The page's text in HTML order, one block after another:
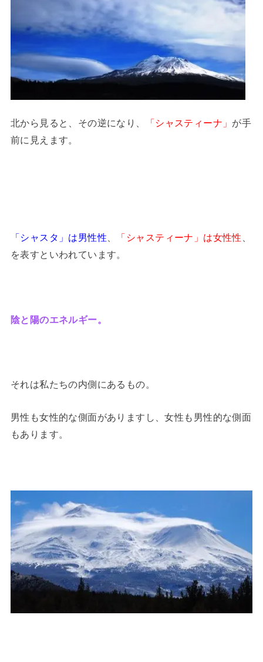
北から見ると、その逆になり、 「シャスティーナ」 が手
前に見えます。
「シャスタ」は男性性 「シャスティーナ」は女性性
を表すといわれています。
陰と陽のエネルギー。
それは私たちの内側にあるもの。
男性も女性的な側面がありますし、女性も男性的な側面
もあります。